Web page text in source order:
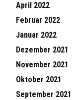
April 2022
Februar 2022
Januar 2022
Dezember 2021
November 2021
Oktober 2021
September 2021